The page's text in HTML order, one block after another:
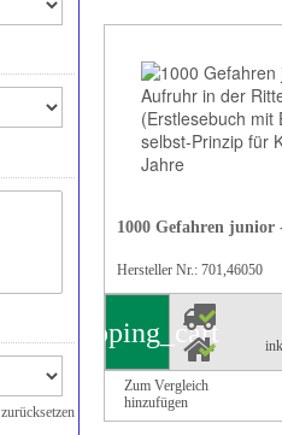
zurücksetzen
1000 Gefahren
Hersteller Nr.: 701,46050
shopping_cart
Zum Vergleich
hinzufügen